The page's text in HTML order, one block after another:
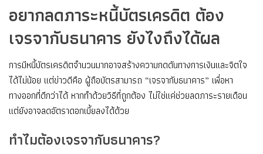
อยากลดภาระหนี้บัตรเครดิต ต้อง
เจรจากับธนาคาร ยังไงถึงได้ผล
การมีหนี้บัตรเครดิตจำนวนมากอาจสร้างความกดดันทางการเงินและจิตใจ
ได้ไม่น้อย แต่ข่าวดีคือ ผู้ถือบัตรสามารถ “เจรจากับธนาคาร” เพื่อหา
ทางออกที่ดีกว่าได้ หากทำด้วยวิธีที่ถูกต้อง ไม่ใช่แค่ช่วยลดภาระรายเดือน
แต่ยังอาจลดอัตราดอกเบี้ยลงได้ด้วย
ทำไมต้องเจรจากับธนาคาร?